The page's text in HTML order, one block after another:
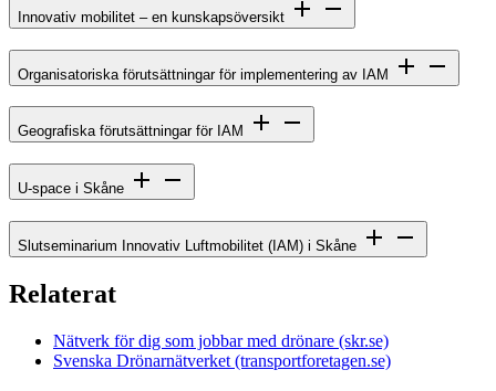
Innovativ mobilitet – en kunskapsöversikt
Organisatoriska förutsättningar för implementering av IAM
Geografiska förutsättningar för IAM
U-space i Skåne
Slutseminarium Innovativ Luftmobilitet (IAM) i Skåne
Relaterat
Nätverk för dig som jobbar med drönare (skr.se)
Svenska Drönarnätverket (transportforetagen.se)